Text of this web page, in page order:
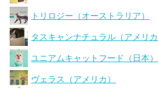
トリロジー（オーストラリア）
タスキャンナチュラル（アメリカ
ユニアムキャットフード（日本）
ヴェラス（アメリカ）